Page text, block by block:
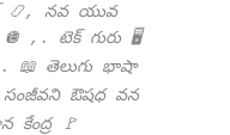
📿, నవ యువ
,. టెక్ గురు 🖥️
📖 తెలుగు భాషా
ఔషధ వన
కేంద్ర 🚩